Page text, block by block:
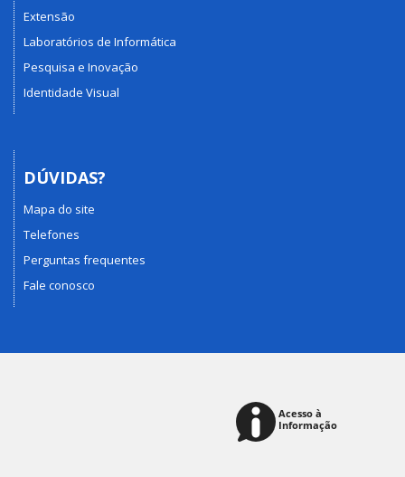
Extensão
Laboratórios de Informática
Pesquisa e Inovação
Identidade Visual
DÚVIDAS?
Mapa do site
Telefones
Perguntas frequentes
Fale conosco